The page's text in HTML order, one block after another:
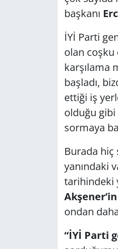
başkanı
İYİ Parti
olan coşku
karşılama
başladı,
ettiği iş
olduğu
sormaya
Burada
yanındaki
tarihindeki
Akşener’in
ondan
“İYİ Parti